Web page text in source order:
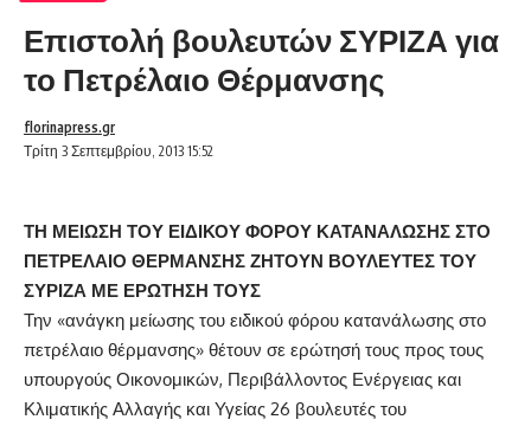
Επιστολή βουλευτών ΣΥΡΙΖΑ για
το Πετρέλαιο Θέρμανσης
Τρίτη 3 Σεπτεμβρίου, 2013 15:52
florinapress.gr
ΤΗ ΜΕΙΩΣΗ ΤΟΥ ΕΙΔΙΚΟΥ ΦΟΡΟΥ ΚΑΤΑΝΑΛΩΣΗΣ ΣΤΟ
ΠΕΤΡΕΛΑΙΟ ΘΕΡΜΑΝΣΗΣ ΖΗΤΟΥΝ ΒΟΥΛΕΥΤΕΣ ΤΟΥ
ΣΥΡΙΖΑ ΜΕ ΕΡΩΤΗΣΗ ΤΟΥΣ
Την «ανάγκη μείωσης του ειδικού φόρου κατανάλωσης στο
πετρέλαιο θέρμανσης» θέτουν σε ερώτησή τους προς τους
υπουργούς Οικονομικών, Περιβάλλοντος Ενέργειας και
Κλιματικής Αλλαγής και Υγείας 26 βουλευτές του